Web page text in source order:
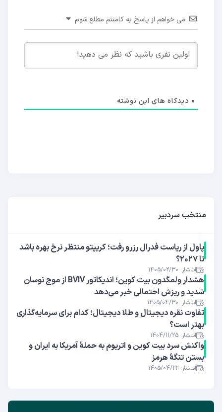
می خواهم از پاسخ به کامنتم مطلع شوم
0 دیدکاه های این نوشته
منتخب سردبیر
پاول از ریاست فدرال رزرو رفت؛ کریپتو منتظر نرخ بهره باشد
تا ۲۰۲۷؟
انتشار: 1405/02/30
هشدار ولمگدون بیت کوین؛ اندیکاتور BVIV از موج نوسان
شدید و ریزش احتمالی خبر می‌دهد
انتشار: 1405/04/30
تفاوت نقره دیجیتال و طلا دیجیتال؛ کدام برای سرمایه‌گذاری
بهتر است؟
انتشار: 1404/11/25
واکنش سرد بیت کوین و اتریوم به حملهٔ آمریکا به ایران و
بستن تنگهٔ هرمز
انتشار: 1405/04/22